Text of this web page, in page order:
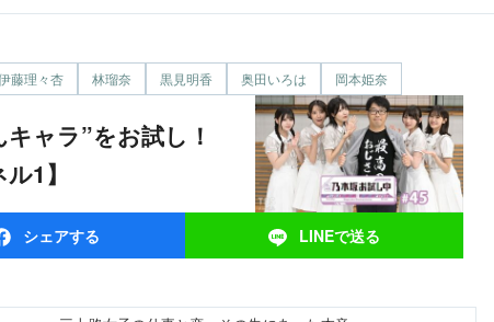
藤理々杏 林瑠奈 黒見明香 奥田いろは 岡本姫奈
1】
シェアする LINEで送る